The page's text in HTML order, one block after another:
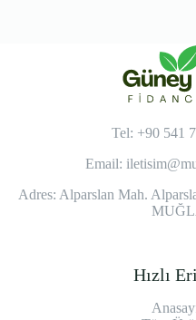
Tel: +90 541
Email:
Adres: Alparslan Mah.
Hızlı